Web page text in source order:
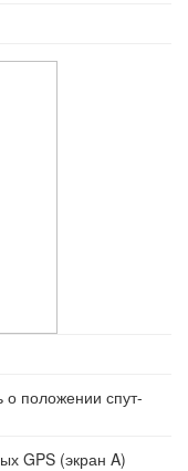
положении спут-
GPS (экран A)